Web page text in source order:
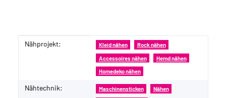
Produkteigenschaft
Wert
Nähprojekt: Kleid nähen Rock nähen
Accessoires nähen Hemd nähen
Homedeko nähen
Nähtechnik: Maschinensticken Nähen